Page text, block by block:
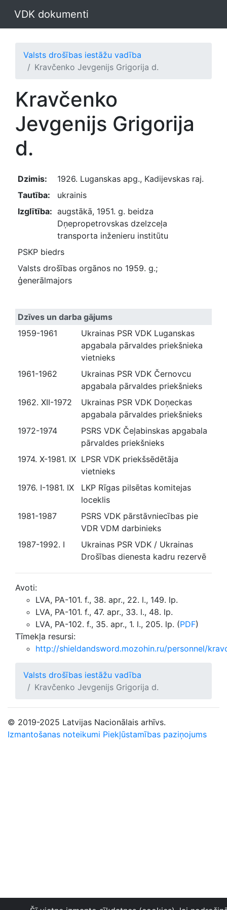
VDK dokumenti
Valsts drošības iestāžu vadība
Kravčenko Jevgenijs Grigorija d.
Kravčenko
Jevgenijs Grigorija
d.
Dzimis:
1926. Luganskas apg., Kadijevskas raj.
Tautība:
ukrainis
Izglītība: augstākā, 1951. g. beidza
Dņepropetrovskas dzelzceļa
transporta inženieru institūtu
PSKP biedrs
Valsts drošības orgānos no 1959. g.;
ģenerālmajors
Dzīves un darba gājums
1959-1961
Ukrainas PSR VDK Luganskas
apgabala pārvaldes priekšnieka
vietnieks
1961-1962
Ukrainas PSR VDK Černovcu
apgabala pārvaldes priekšnieks
1962. XII-1972
Ukrainas PSR VDK Doņeckas
apgabala pārvaldes priekšnieks
1972-1974
PSRS VDK Čeļabinskas apgabala
pārvaldes priekšnieks
1974. X-1981. IX LPSR VDK priekšsēdētāja
vietnieks
1976. I-1981. IX
LKP Rīgas pilsētas komitejas
loceklis
1981-1987
PSRS VDK pārstāvniecības pie
VDR VDM darbinieks
1987-1992. I
Ukrainas PSR VDK / Ukrainas
Drošības dienesta kadru rezervē
Avoti:
LVA, PA-101. f., 38. apr., 22. l., 149. lp.
LVA, PA-101. f., 47. apr., 33. l., 48. lp.
LVA, PA-102. f., 35. apr., 1. l., 205. lp. (PDF)
Tīmekļa resursi:
http://shieldandsword.mozohin.ru/personnel/
Valsts drošības iestāžu vadība
Kravčenko Jevgenijs Grigorija d.
© 2019-2025 Latvijas Nacionālais arhīvs.
Izmantošanas noteikumi Piekļūstamības paziņojums